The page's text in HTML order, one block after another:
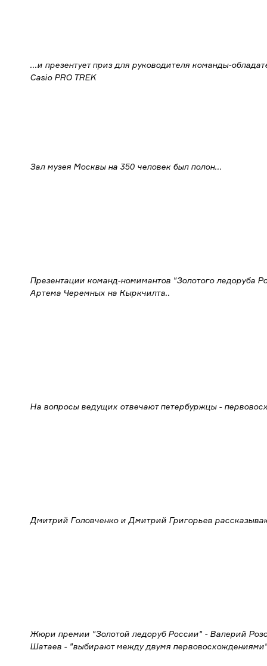
...и презентует приз для руководителя команды-
Casio PRO TREK
Зал музея Москвы на 350 человек был полон...
Презентации команд-номимантов "Золотого ледоруба
Артема Черемных на Кыркчилта..
На вопросы ведущих отвечают петербуржцы -
Дмитрий Головченко и Дмитрий Григорьев
Жюри премии "Золотой ледоруб России" - Валерий
Шатаев - "выбирают между двумя